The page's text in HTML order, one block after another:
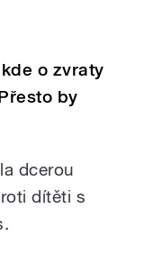
o zvraty
by
dcerou
dítěti s